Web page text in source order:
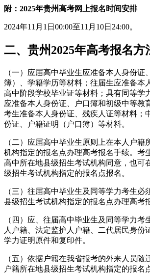
附：2025年贵州高考网上报名时间安排
2024年11月1日00:00至11月10日24:00。
二、贵州2025年高考报名方
（一）应届高中毕业生应准备本人身份证
簿）、学籍学历等材料；往届生应准备本
高中阶段学校毕业证等材料；具有同等学
应准备本人身份证、户口簿和初级中等教
考生准备本人身份证、残疾人证等材料；
份证、户籍证明（户口簿）等材料。
（二）应届高中毕业生原则上在本人户籍
机构指定的报名点办理高考报名手续。考
高中所在地县级招生考试机构同意，也可
级招生考试机构指定的报名点报名。
（三）往届高中毕业生及同等学力考生必
县级招生考试机构指定的报名点办理高考
（四）应、往届高中毕业生及同等学力考
人户籍、法定监护人户籍、二代居民身份
学力证明原件和复印件。
（五）依据户籍在我省报考的外来人员随
户籍所在地县级招生考试机构指定的报名